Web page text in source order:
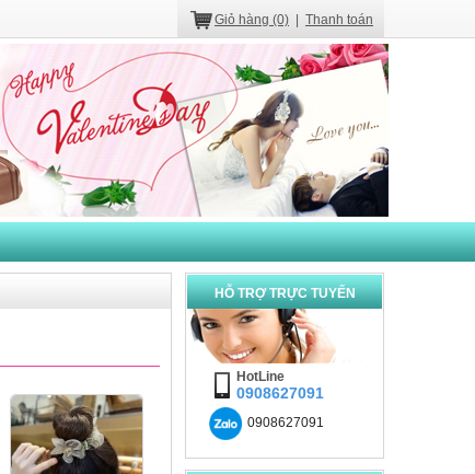
Giỏ hàng (0) | Thanh toán
HỖ TRỢ TRỰC TUYẾN
HotLine
0908627091
0908627091
Vb112
300,000 VNÐ đồng
Đầm ngủ ren mỏng
D326
290,000 VNÐ đồng
Áo ngực chữ U cúp w
multi An112
260,000 VNÐ đồng